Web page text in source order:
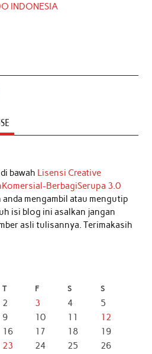
INDONESIA
bawah Lisensi Creative
BerbagiSerupa 3.0
anda mengambil atau mengutip
isi blog ini asalkan jangan
asli tulisannya. Terimakasih
T F S S
2 3 4
5
9 10 11
12
16 17 18
19
23 24 25
26